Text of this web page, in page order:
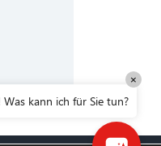
Was kann ich für Sie tun?
×